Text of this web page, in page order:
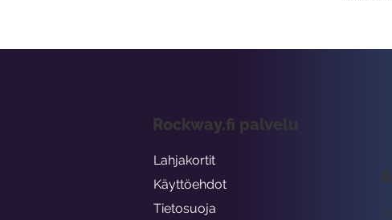
Rockway.fi palvelu
Lahjakortit
Käyttöehdot
Tietosuoja